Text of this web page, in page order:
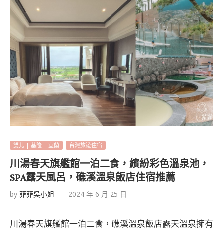
雙北 | 基隆 | 宜蘭 台灣旅遊住宿
川湯春天旗艦館一泊二食，繽紛彩色溫泉池，
SPA露天風呂，礁溪溫泉飯店住宿推薦
by 菲菲吳小姐 2024 年 6 月 25 日
川湯春天旗艦館一泊二食，礁溪溫泉飯店露天溫泉擁有